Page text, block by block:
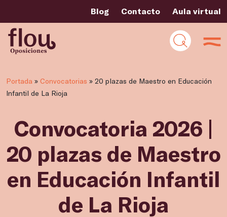
Blog Contacto Aula virtual
Portada » Convocatorias » 20 plazas de Maestro en Educación
Infantil de La Rioja
Convocatoria 2026 |
20 plazas de Maestro
en Educación Infantil
de La Rioja